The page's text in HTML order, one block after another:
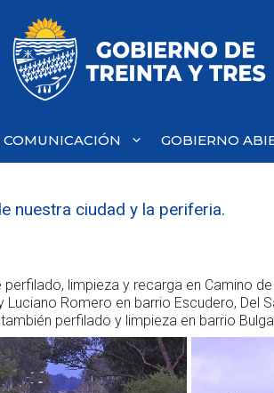
COMUNICACIÓN GOBIERNO
nuestra ciudad y la periferia.
perfilado, limpieza y recarga en Camino
Luciano Romero en barrio Escudero, Del
perfilado y limpieza en barrio